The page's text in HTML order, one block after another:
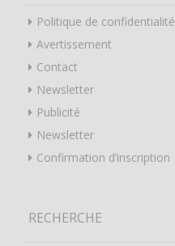
Politique de confidentialité
Avertissement
Contact
Newsletter
Publicité
Newsletter
Confirmation d’inscription
RECHERCHE